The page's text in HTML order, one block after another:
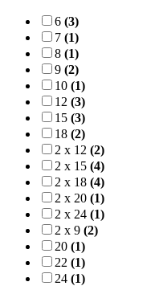
6 (3)
7 (1)
8 (1)
9 (2)
10 (1)
12 (3)
15 (3)
18 (2)
2 x 12 (2)
2 x 15 (4)
2 x 18 (4)
2 x 20 (1)
2 x 24 (1)
2 x 9 (2)
20 (1)
22 (1)
24 (1)